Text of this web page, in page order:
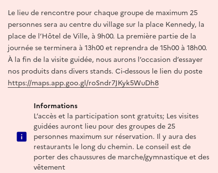
Le lieu de rencontre pour chaque groupe de maximum 25
personnes sera au centre du village sur la place Kennedy, la
place de l’Hôtel de Ville, à 9h00. La première partie de la
journée se terminera à 13h00 et reprendra de 15h00 à 18h00.
À la fin de la visite guidée, nous aurons l’occasion d’essayer
nos produits dans divers stands. Ci-dessous le lien du poste
https://maps.app.goo.gl/roSndr7JKyk5WuDh8
Informations
L’accès et la participation sont gratuits; Les visites
guidées auront lieu pour des groupes de 25
personnes maximum sur réservation. Il y aura des
restaurants le long du chemin. Le conseil est de
porter des chaussures de marche/gymnastique et des
vêtement